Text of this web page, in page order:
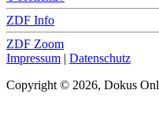
ZDF Info
ZDF Zoom
Impressum | Datenschutz
Copyright © 2026, Dokus